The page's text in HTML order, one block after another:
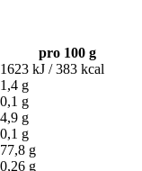
pro 100 g
1623 kJ / 383 kcal
1,4 g
0,1 g
4,9 g
0,1 g
77,8 g
0,26 g